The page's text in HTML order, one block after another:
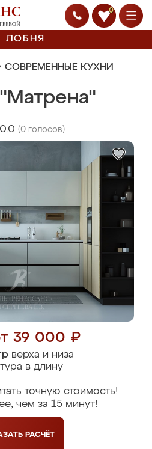
0
ЛОБНЯ
СОВРЕМЕННЫЕ КУХНИ
0.0 (0 голосов)
39 000 ₽
верха и низа
в длину
точную стоимость!
чем за 15 минут!
РАСЧЁТ